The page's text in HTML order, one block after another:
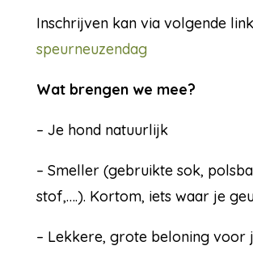
Inschrijven kan via volgende
speurneuzendag
Wat brengen we mee?
– Je hond natuurlijk
– Smeller (gebruikte sok,
stof,….). Kortom, iets waar je
– Lekkere, grote beloning voor